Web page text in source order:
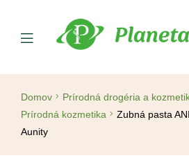
Domov
Prírodná drogéria a
Prírodná kozmetika
Zubná pasta
Aunity